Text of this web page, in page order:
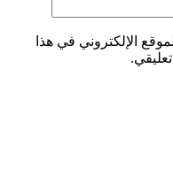
الإلكتروني في هذا